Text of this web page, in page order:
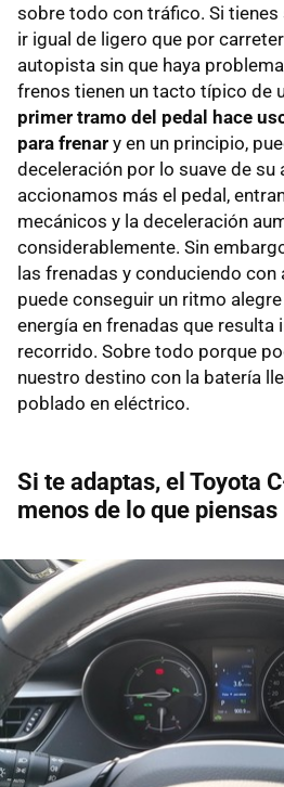
sobre todo con tráfico. Si
ir igual de ligero que por
autopista sin que haya
frenos tienen un tacto típico de
primer tramo del pedal hace
para frenar y en un principio,
deceleración por lo suave de su
accionamos más el pedal,
mecánicos y la deceleración
considerablemente. Sin
las frenadas y conduciendo con
puede conseguir un ritmo
energía en frenadas que resulta
recorrido. Sobre todo porque
nuestro destino con la batería
poblado en eléctrico.
Si te adaptas, el Toyota
menos de lo que piensas